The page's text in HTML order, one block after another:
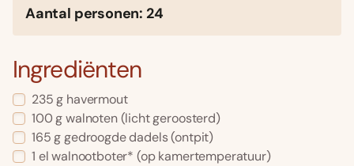
Aantal personen: 24
Ingrediënten
235 g havermout
100 g walnoten (licht geroosterd)
165 g gedroogde dadels (ontpit)
1 el walnootboter* (op kamertemperatuur)